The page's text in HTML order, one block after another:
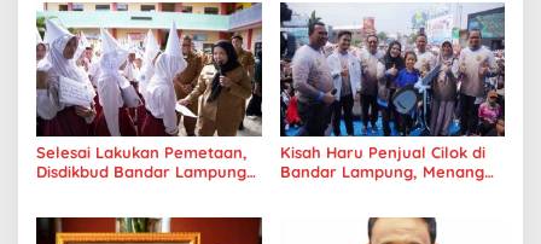
Selesai Lakukan Pemetaan,
Disdikbud Bandar Lampung
Kisah Haru Penjual Cilok di
Bandar Lampung, Menang